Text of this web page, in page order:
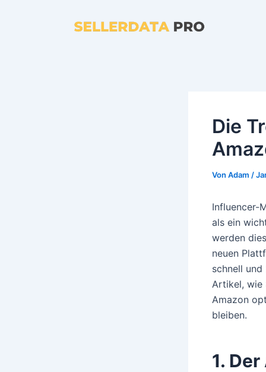
Die
Von Adam /
Influencer-
als ein
werden
neuen
schnell
Artikel, wie
Amazon
bleiben.
1.